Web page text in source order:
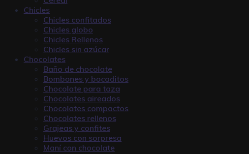
Chicles
Chicles confitados
Chicles globo
Chicles Rellenos
Chicles sin azúcar
Chocolates
Baño de chocolate
Bombones y bocaditos
Chocolate para taza
Chocolates aireados
Chocolates compactos
Chocolates rellenos
Grajeas y confites
Huevos con sorpresa
Maní con chocolate